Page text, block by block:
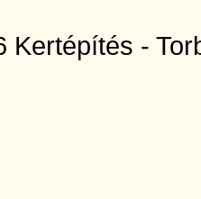
Kertépítés -